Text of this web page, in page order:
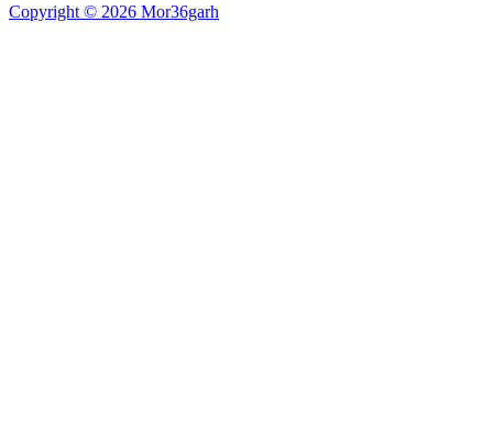
Copyright © 2026 Mor36garh